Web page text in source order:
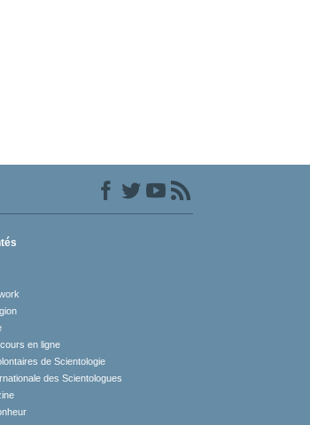
en ligne
de Scientologie
des Scientologues